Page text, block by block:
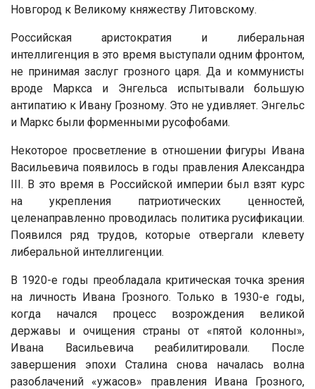
Новгород к Великому княжеству Литовскому.
Российская аристократия и либеральная
интеллигенция в это время выступали одним фронтом,
не принимая заслуг грозного царя. Да и коммунисты
вроде Маркса и Энгельса испытывали большую
антипатию к Ивану Грозному. Это не удивляет. Энгельс
и Маркс были форменными русофобами.
Некоторое просветление в отношении фигуры Ивана
Васильевича появилось в годы правления Александра
III. В это время в Российской империи был взят курс
на укрепления патриотических ценностей,
целенаправленно проводилась политика русификации.
Появился ряд трудов, которые отвергали клевету
либеральной интеллигенции.
В 1920-е годы преобладала критическая точка зрения
на личность Ивана Грозного. Только в 1930-е годы,
когда начался процесс возрождения великой
державы и очищения страны от «пятой колонны»,
Ивана Васильевича реабилитировали. После
завершения эпохи Сталина снова началась волна
разоблачений «ужасов» правления Ивана Грозного,